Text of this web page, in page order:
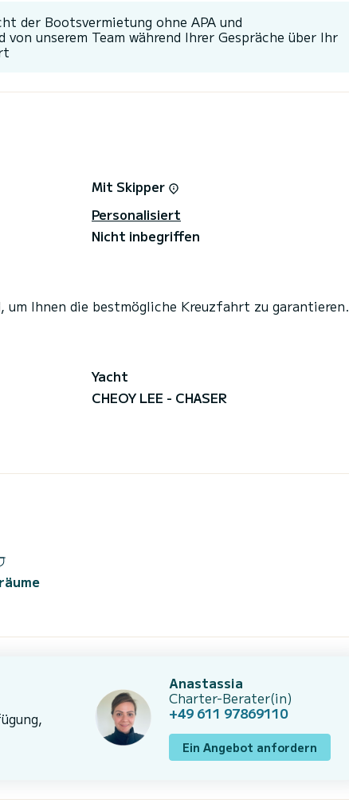
Paneele lassen sich leicht öffnen, um eine offene
Gästen sehr gefällt! Ihr offenes Achterdeck bietet
bis acht Personen um einen wunderschön
Platz für bis zu sechs Gäste in drei Kabinen, jede mit
der Bootsvermietung ohne APA und
unserem Team während Ihrer Gespräche über Ihr
Mit Skipper
Personalisiert
Nicht inbegriffen
um Ihnen die bestmögliche Kreuzfahrt zu garantieren.
Yacht
CHEOY LEE - CHASER
Anastassia
Charter-Berater(in)
+49 611 97869110
Ein Angebot anfordern